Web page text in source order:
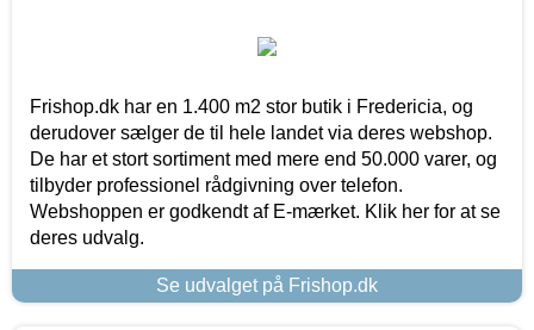
Frishop.dk har en 1.400 m2 stor butik i Fredericia, og
derudover sælger de til hele landet via deres webshop.
De har et stort sortiment med mere end 50.000 varer, og
tilbyder professionel rådgivning over telefon.
Webshoppen er godkendt af E-mærket. Klik her for at se
deres udvalg.
Se udvalget på Frishop.dk